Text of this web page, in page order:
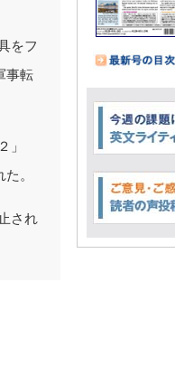
をフ
事転
」
。
され